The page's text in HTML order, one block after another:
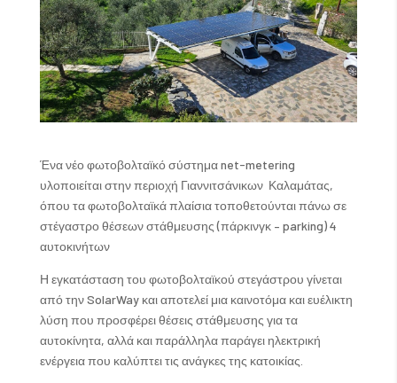
Ένα νέο φωτοβολταϊκό σύστημα net-metering
υλοποιείται στην περιοχή Γιαννιτσάνικων Καλαμάτας,
όπου τα φωτοβολταϊκά πλαίσια τοποθετούνται πάνω σε
στέγαστρο θέσεων στάθμευσης (πάρκινγκ – parking) 4
αυτοκινήτων
Η εγκατάσταση του φωτοβολταϊκού στεγάστρου γίνεται
από την SolarWay και αποτελεί μια καινοτόμα και ευέλικτη
λύση που προσφέρει θέσεις στάθμευσης για τα
αυτοκίνητα, αλλά και παράλληλα παράγει ηλεκτρική
ενέργεια που καλύπτει τις ανάγκες της κατοικίας.